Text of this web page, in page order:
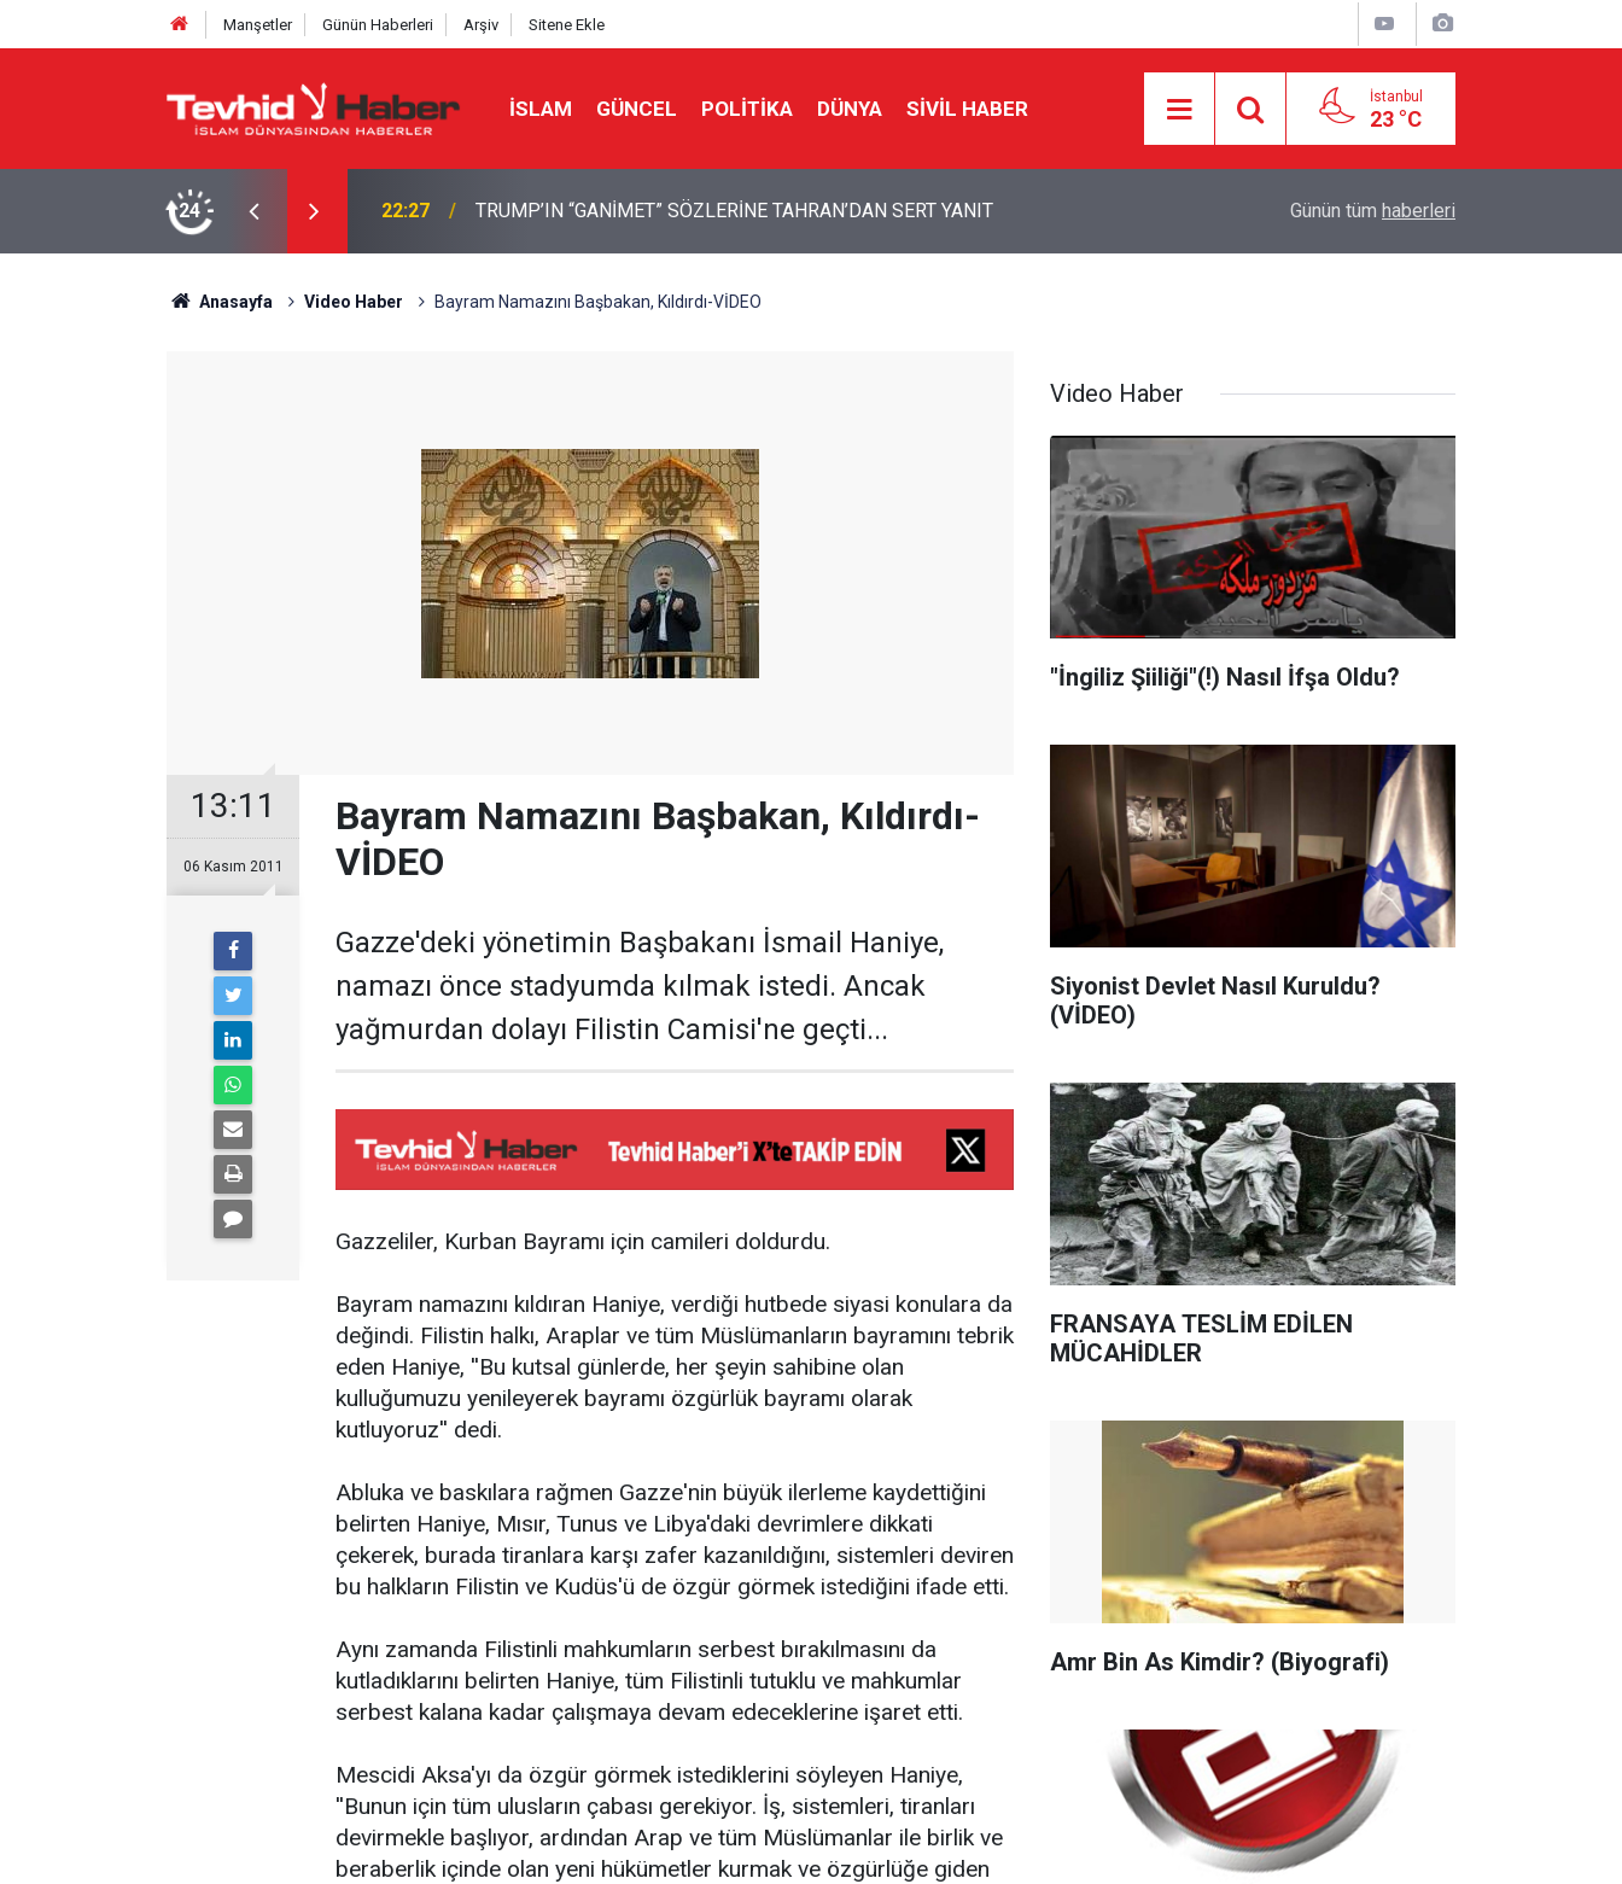
Manşetler Günün Haberleri Arşiv Sitene Ekle
İSLAM GÜNCEL POLITIKA DÜNYA SIVIL HABER İstanbul
23 °C
24
TAHRAN’DAN SERT YANIT 22:13 İbrahimî Bir Seda: Uluslararası Filistin Konvoyu İran ile Umman arasında Hürmüz'de genel
Günün tüm haberleri
Anasayfa Video Haber Bayram Namazını Başbakan, Kıldırdı-VİDEO
13:11
06 Kasım 2011
Bayram Namazını Başbakan, Kıldırdı-
VİDEO
Gazze'deki yönetimin Başbakanı İsmail Haniye,
namazı önce stadyumda kılmak istedi. Ancak
yağmurdan dolayı Filistin Camisi'ne geçti...
Gazzeliler, Kurban Bayramı için camileri doldurdu.
Bayram namazını kıldıran Haniye, verdiği hutbede siyasi konulara da
değindi. Filistin halkı, Araplar ve tüm Müslümanların bayramını tebrik
eden Haniye, ''Bu kutsal günlerde, her şeyin sahibine olan
kulluğumuzu yenileyerek bayramı özgürlük bayramı olarak
kutluyoruz'' dedi.
Abluka ve baskılara rağmen Gazze'nin büyük ilerleme kaydettiğini
belirten Haniye, Mısır, Tunus ve Libya'daki devrimlere dikkati
çekerek, burada tiranlara karşı zafer kazanıldığını, sistemleri deviren
bu halkların Filistin ve Kudüs'ü de özgür görmek istediğini ifade etti.
Aynı zamanda Filistinli mahkumların serbest bırakılmasını da
kutladıklarını belirten Haniye, tüm Filistinli tutuklu ve mahkumlar
serbest kalana kadar çalışmaya devam edeceklerine işaret etti.
Mescidi Aksa'yı da özgür görmek istediklerini söyleyen Haniye,
''Bunun için tüm ulusların çabası gerekiyor. İş, sistemleri, tiranları
devirmekle başlıyor, ardından Arap ve tüm Müslümanlar ile birlik ve
beraberlik içinde olan yeni hükümetler kurmak ve özgürlüğe giden
Video Haber
"İngiliz Şiiliği"(!) Nasıl İfşa Oldu?
Siyonist Devlet Nasıl Kuruldu?
(VİDEO)
FRANSAYA TESLİM EDİLEN
MÜCAHİDLER
Amr Bin As Kimdir? (Biyografi)